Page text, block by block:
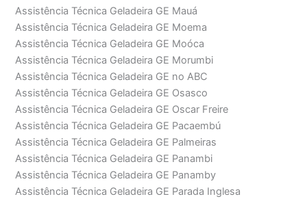
Assistência Técnica Geladeira GE Mauá
Assistência Técnica Geladeira GE Moema
Assistência Técnica Geladeira GE Moóca
Assistência Técnica Geladeira GE Morumbi
Assistência Técnica Geladeira GE no ABC
Assistência Técnica Geladeira GE Osasco
Assistência Técnica Geladeira GE Oscar Freire
Assistência Técnica Geladeira GE Pacaembú
Assistência Técnica Geladeira GE Palmeiras
Assistência Técnica Geladeira GE Panambi
Assistência Técnica Geladeira GE Panamby
Assistência Técnica Geladeira GE Parada Inglesa